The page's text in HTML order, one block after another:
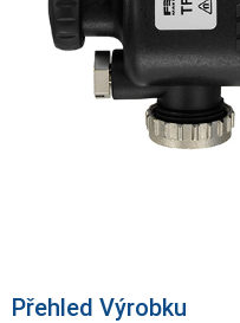
Přehled Výrobku